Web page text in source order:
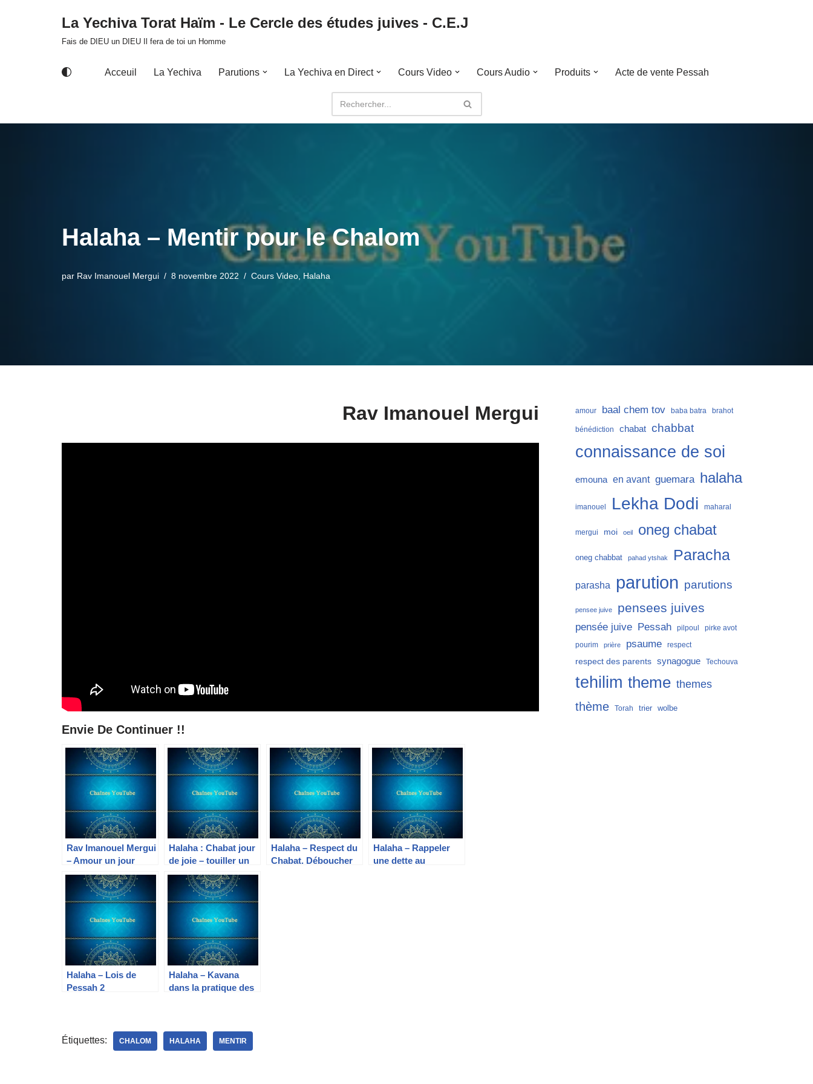
La Yechiva Torat Haïm - Le Cercle des études juives - C.E.J
Fais de DIEU un DIEU Il fera de toi un Homme
Acceuil La Yechiva Parutions La Yechiva en Direct Cours Video Cours Audio Produits Acte de vente Pessah
Halaha – Mentir pour le Chalom
par Rav Imanouel Mergui 8 novembre 2022 Cours Video Halaha
Rav Imanouel Mergui
Envie De Continuer !!
Rav Imanouel Mergui
– Amour un jour
amour pour toujours
Halaha : Chabat jour
de joie – touiller un
plat chabat
Halaha – Respect du
Chabat. Déboucher
Halaha – Rappeler
une dette au
Halaha – Lois de
Pessah 2
Halaha – Kavana
dans la pratique des
Étiquettes: CHALOM HALAHA MENTIR
amour baal chem tov baba batra brahot
bénédiction chabat chabbat
connaissance de soi
emouna en avant guemara halaha
imanouel Lekha Dodi maharal
mergui moi oeil oneg chabat
oneg chabbat pahad ytshak Paracha
parasha parution parutions
pensee juive pensees juives
pensée juive Pessah pilpoul
pirke avot
pourim
prière psaume respect
respect des parents synagogue Techouva
tehilim theme themes
thème Torah trier wolbe